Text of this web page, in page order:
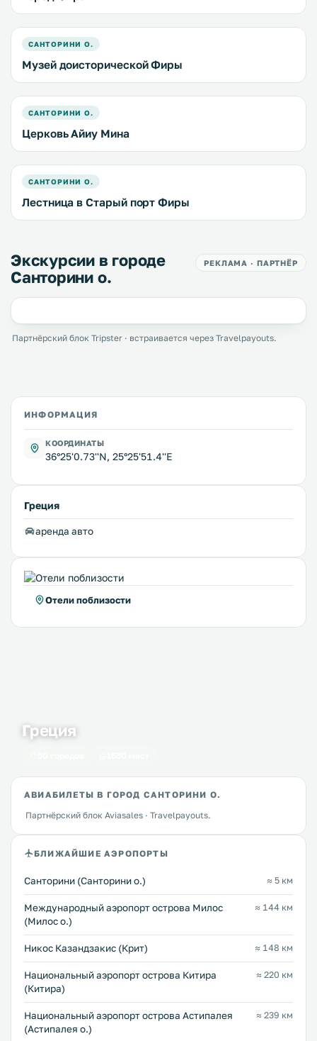
САНТОРИНИ О.
Музей доисторической Фиры
САНТОРИНИ О.
Церковь Айиу Мина
САНТОРИНИ О.
Лестница в Старый порт Фиры
Экскурсии в городе
Санторини о.
РЕКЛАМА · ПАРТНЁР
Партнёрский блок Tripster · встраивается через Travelpayouts.
ИНФОРМАЦИЯ
КООРДИНАТЫ
36°25'0.73''N, 25°25'51.4''E
Греция
аренда авто
Отели поблизости
Греция
АВИАБИЛЕТЫ В ГОРОД САНТОРИНИ О.
Партнёрский блок Aviasales · Travelpayouts.
БЛИЖАЙШИЕ АЭРОПОРТЫ
Санторини (Санторини о.) ≈ 5 км
Междунарoдный аэропорт острова Милос
(Милос о.)
≈ 144 км
Никос Казандзакис (Крит) ≈ 148 км
Национальный аэропорт острова Китира
(Китира)
≈ 220 км
Национальный аэропорт острова Астипалея
(Астипалея о.)
≈ 239 км